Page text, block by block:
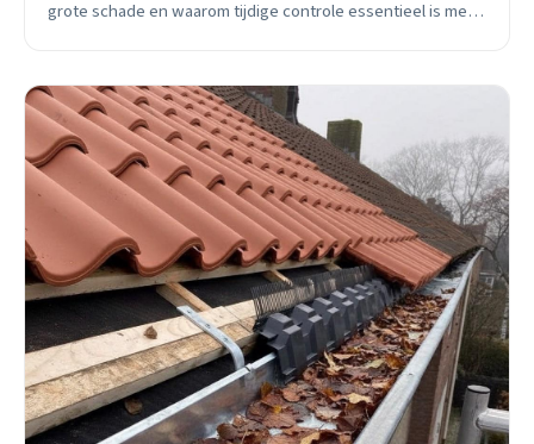
grote schade en waarom tijdige controle essentieel is met